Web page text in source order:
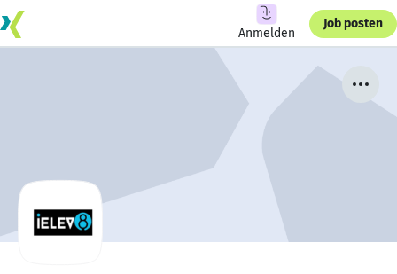
Anmelden
Job posten